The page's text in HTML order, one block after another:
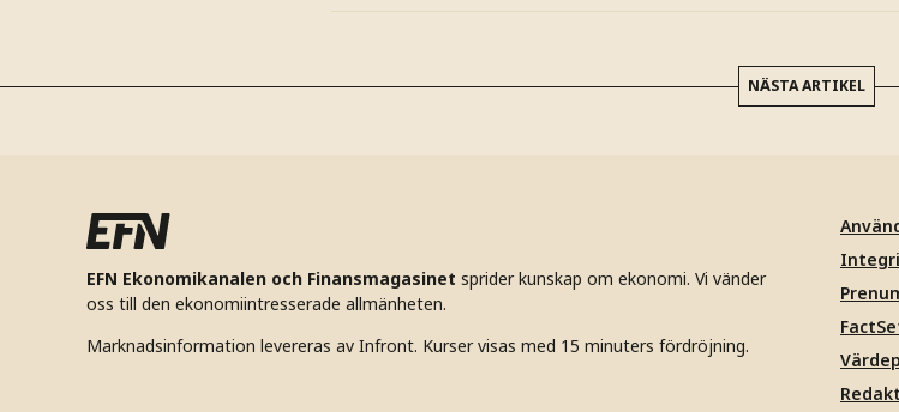
NÄSTA ARTIKEL
EFN Ekonomikanalen och Finansmagasinet sprider kunskap om ekonomi. Vi vänder
oss till den ekonomiintresserade allmänheten.
Marknadsinformation levereras av Infront. Kurser visas med 15 minuters fördröjning.